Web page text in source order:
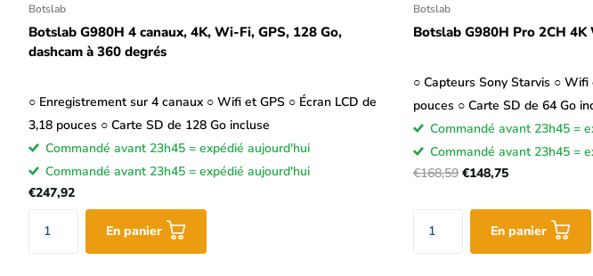
Botslab
Botslab G980H 4 canaux, 4K, Wi-Fi, GPS, 128 Go,
dashcam à 360 degrés
○ Enregistrement sur 4 canaux ○ Wifi et GPS ○ Écran LCD de
3,18 pouces ○ Carte SD de 128 Go incluse
Commandé avant 23h45 = expédié aujourd'hui
Commandé avant 23h45 = expédié aujourd'hui
€247,92
En panier
Botslab
Botslab G980H Pro 2CH 4K
○ Capteurs Sony Starvis ○ Wifi
pouces ○ Carte SD de 64 Go
Commandé avant 23h45 =
Commandé avant 23h45 =
€168,59 €148,75
En panier